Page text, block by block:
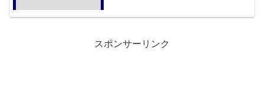
スポンサーリンク